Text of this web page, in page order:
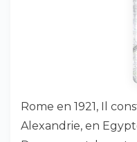
Rome en 1921, Il
Alexandrie, en